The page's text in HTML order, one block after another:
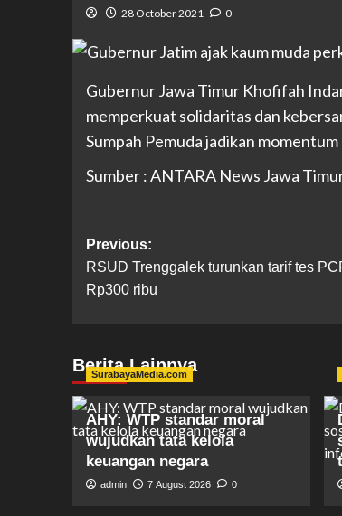
28 October 2021 0
Gubernur Jawa Timur Khofifah
memperkuat solidaritas dan
Sumpah Pemuda jadikan
Sumber : ANTARA News Jawa
Previous:
RSUD Trenggalek turunkan tarif tes
Rp300 ribu
Berita Lainnya
SurabayaMedia.com
AHY: WTP standar moral
wujudkan tata kelola
keuangan negara
admin 7 August 2026 0